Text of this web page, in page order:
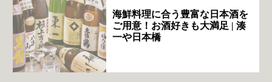
海鮮料理に合う豊富な日本酒を
ご用意！お酒好きも大満足 | 湊
一や日本橋